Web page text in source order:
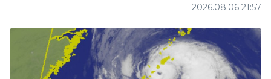
2026.08.06 21:57